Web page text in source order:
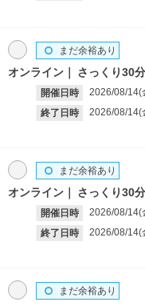
オンライン さっくり30
開催日時 2026/08/14(
終了日時
2026/08/14(
まだ余裕あり
オンライン さっくり30
開催日時 2026/08/14(
終了日時
2026/08/14(
まだ余裕あり
まだ余裕あり